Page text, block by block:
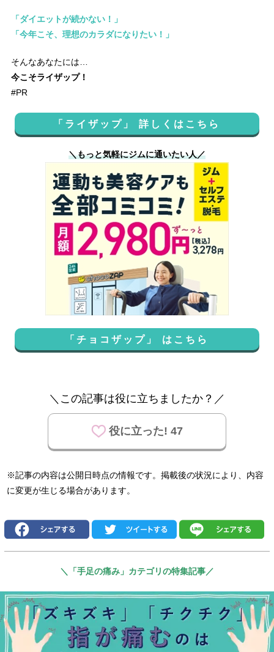
「ダイエットが続かない！」
「今年こそ、理想のカラダになりたい！」
そんなあなたには…
今こそライザップ！
#PR
「ライザップ」 詳しくはこちら
＼もっと気軽にジムに通いたい人／
「チョコザップ」 はこちら
＼この記事は役に立ちましたか？／
役に立った! 47
※記事の内容は公開日時点の情報です。掲載後の状況により、内容
に変更が生じる場合があります。
＼「手足の痛み」カテゴリの特集記事／